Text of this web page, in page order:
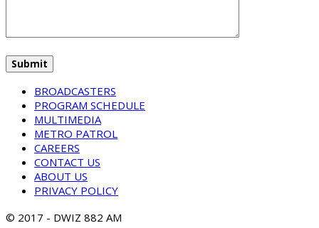
BROADCASTERS
PROGRAM SCHEDULE
MULTIMEDIA
METRO PATROL
CAREERS
CONTACT US
ABOUT US
PRIVACY POLICY
© 2017 - DWIZ 882 AM